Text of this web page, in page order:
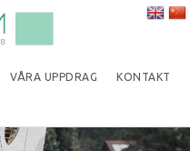
VÅRA UPPDRAG
KONTAKT